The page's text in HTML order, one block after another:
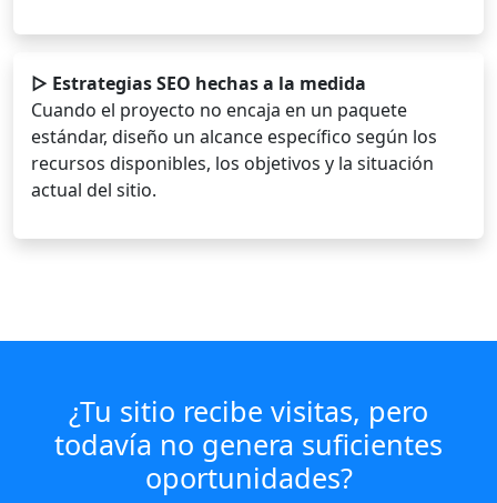
▷ Estrategias SEO hechas a la medida
Cuando el proyecto no encaja en un paquete
estándar, diseño un alcance específico según los
recursos disponibles, los objetivos y la situación
actual del sitio.
¿Tu sitio recibe visitas, pero
todavía no genera suficientes
oportunidades?